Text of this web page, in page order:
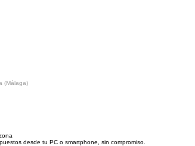
(Málaga)
desde tu PC o smartphone, sin compromiso.